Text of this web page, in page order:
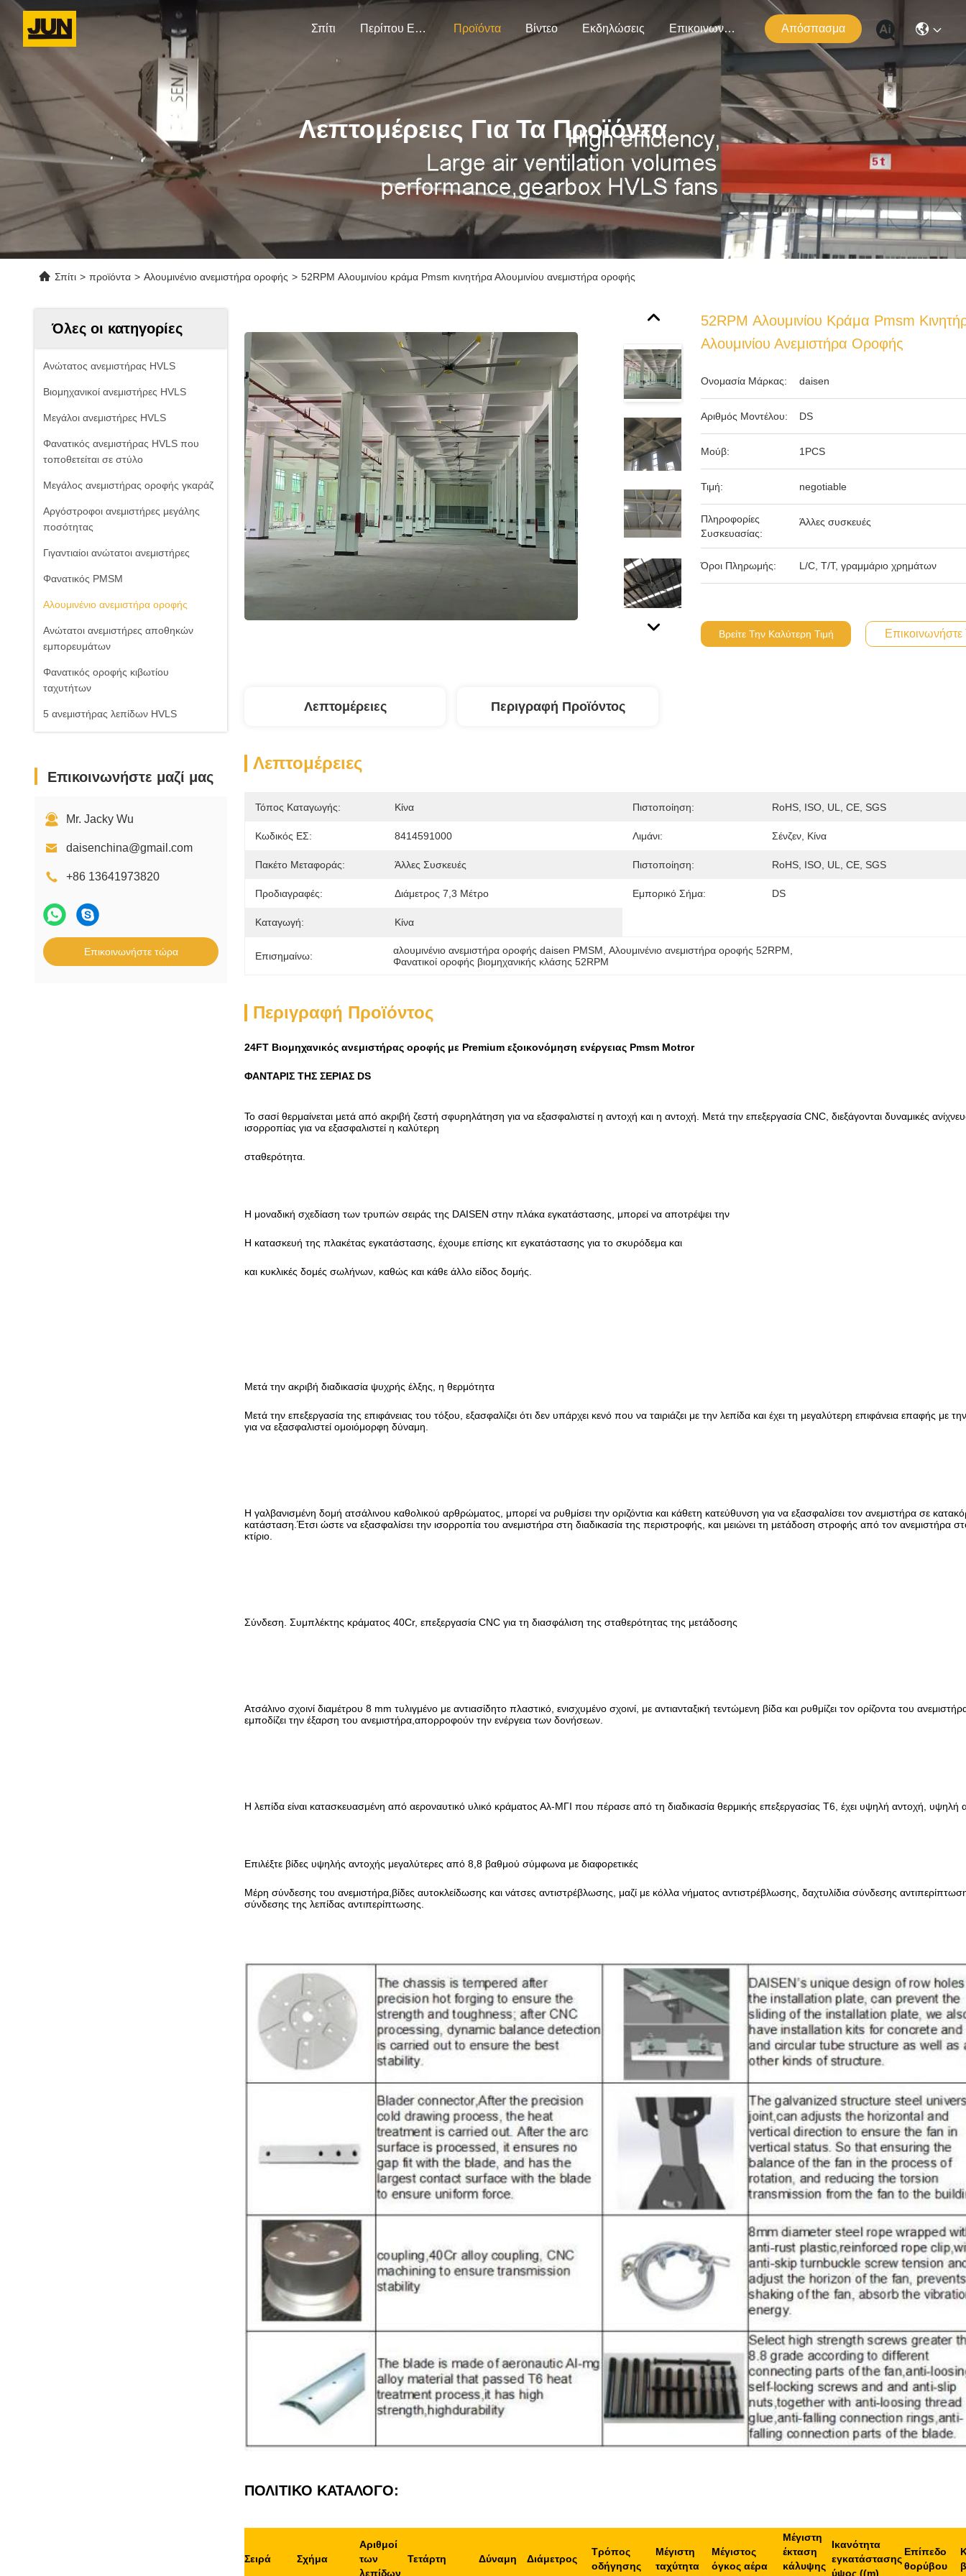
Σπίτι Περίπου Εμείς Προϊόντα Βίντεο Εκδηλώσεις Επικοινωνήστε Μαζί Μας Απόσπασμα
Λεπτομέρειες Για Τα Προϊόντα
Σπίτι > προϊόντα > Αλουμινένιο ανεμιστήρα οροφής > 52RPM Αλουμινίου κράμα Pmsm κινητήρα Αλουμινίου ανεμιστήρα οροφής
Όλες οι κατηγορίες
Ανώτατος ανεμιστήρας HVLS
Βιομηχανικοί ανεμιστήρες HVLS
Μεγάλοι ανεμιστήρες HVLS
Φανατικός ανεμιστήρας HVLS που
τοποθετείται σε στύλο
Μεγάλος ανεμιστήρας οροφής γκαράζ
Αργόστροφοι ανεμιστήρες μεγάλης
ποσότητας
Γιγαντιαίοι ανώτατοι ανεμιστήρες
Φανατικός PMSM
Αλουμινένιο ανεμιστήρα οροφής
Ανώτατοι ανεμιστήρες αποθηκών
εμπορευμάτων
Φανατικός οροφής κιβωτίου
ταχυτήτων
5 ανεμιστήρας λεπίδων HVLS
Επικοινωνήστε μαζί μας
Mr. Jacky Wu
daisenchina@gmail.com
+86 13641973820
Επικοινωνήστε τώρα
52RPM Αλουμινίου Κράμα Pmsm
Αλουμινίου Ανεμιστήρα Οροφής
Ονομασία Μάρκας: daisen
Αριθμός Μοντέλου: DS
Μούβ: 1PCS
Τιμή: negotiable
Πληροφορίες
Συσκευασίας:
Άλλες συσκευές
Όροι Πληρωμής: L/C, T/T, γραμμάριο χρημάτων
Βρείτε Την Καλύτερη Τιμή
Λεπτομέρειες Περιγραφή Προϊόντος
Λεπτομέρειες
Τόπος Καταγωγής: Κίνα Πιστοποίηση: RoHS, ISO, UL, CE, SGS
Κωδικός ΕΣ: 8414591000 Λιμάνι: Σένζεν, Κίνα
Πακέτο Μεταφοράς: Άλλες Συσκευές Πιστοποίηση: RoHS, ISO, UL, CE, SGS
Προδιαγραφές: Διάμετρος 7,3 Μέτρο Εμπορικό Σήμα: DS
Καταγωγή: Κίνα
Επισημαίνω: αλουμινένιο ανεμιστήρα οροφής daisen PMSM Αλουμινένιο ανεμιστήρα οροφής 52RPM
Φανατικοί οροφής βιομηχανικής κλάσης 52RPM
Περιγραφή Προϊόντος
24FT Βιομηχανικός ανεμιστήρας οροφής με Premium εξοικονόμηση ενέργειας Pmsm Motror
ΦΑΝΤΑΡΙΣ ΤΗΣ ΣΕΡΙΑΣ DS
Το σασί θερμαίνεται μετά από ακριβή ζεστή σφυρηλάτηση για να εξασφαλιστεί η αντοχή και η αντοχή. Μετά την επεξεργασία CNC, διεξάγονται δυναμικές
ισορροπίας για να εξασφαλιστεί η καλύτερη
σταθερότητα.
Η μοναδική σχεδίαση των τρυπών σειράς της DAISEN στην πλάκα εγκατάστασης, μπορεί να αποτρέψει την
Η κατασκευή της πλακέτας εγκατάστασης, έχουμε επίσης κιτ εγκατάστασης για το σκυρόδεμα και
και κυκλικές δομές σωλήνων, καθώς και κάθε άλλο είδος δομής.
Μετά την ακριβή διαδικασία ψυχρής έλξης, η θερμότητα
Μετά την επεξεργασία της επιφάνειας του τόξου, εξασφαλίζει ότι δεν υπάρχει κενό που να ταιριάζει με την λεπίδα και έχει τη μεγαλύτερη επιφάνεια επαφής με
για να εξασφαλιστεί ομοιόμορφη δύναμη.
Η γαλβανισμένη δομή ατσάλινου καθολικού αρθρώματος, μπορεί να ρυθμίσει την οριζόντια και κάθετη κατεύθυνση για να εξασφαλίσει τον ανεμιστήρα σε
κατάσταση.Έτσι ώστε να εξασφαλίσει την ισορροπία του ανεμιστήρα στη διαδικασία της περιστροφής, και μειώνει τη μετάδοση στροφής από τον ανεμιστήρα
κτίριο.
Σύνδεση. Συμπλέκτης κράματος 40Cr, επεξεργασία CNC για τη διασφάλιση της σταθερότητας της μετάδοσης
Ατσάλινο σχοινί διαμέτρου 8 mm τυλιγμένο με αντιασίδητο πλαστικό, ενισχυμένο σχοινί, με αντιανταξική τεντώμενη βίδα και ρυθμίζει τον ορίζοντα του
εμποδίζει την έξαρση του ανεμιστήρα,απορροφούν την ενέργεια των δονήσεων.
Η λεπίδα είναι κατασκευασμένη από αεροναυτικό υλικό κράματος Αλ-ΜΓΙ που πέρασε από τη διαδικασία θερμικής επεξεργασίας Τ6, έχει υψηλή αντοχή, υψηλή
Επιλέξτε βίδες υψηλής αντοχής μεγαλύτερες από 8,8 βαθμού σύμφωνα με διαφορετικές
Μέρη σύνδεσης του ανεμιστήρα,βίδες αυτοκλείδωσης και νάτσες αντιστρέβλωσης, μαζί με κόλλα νήματος αντιστρέβλωσης, δαχτυλίδια σύνδεσης
σύνδεσης της λεπίδας αντιπερίπτωσης.
ΠΟΛΙΤΙΚΟ ΚΑΤΑΛΟΓΟ:
Σειρά Σχήμα
Αριθμοί
των
λεπίδων
Τετάρτη Δύναμη Διάμετρος
Τρόπος
οδήγησης
Μέγιστη
ταχύτητα
Μέγιστος
όγκος αέρα
Μέγιστη
έκταση
κάλυψης
Ικανότητα
εγκατάστασης
ύψος ((m)
Επίπεδο
θορύβου